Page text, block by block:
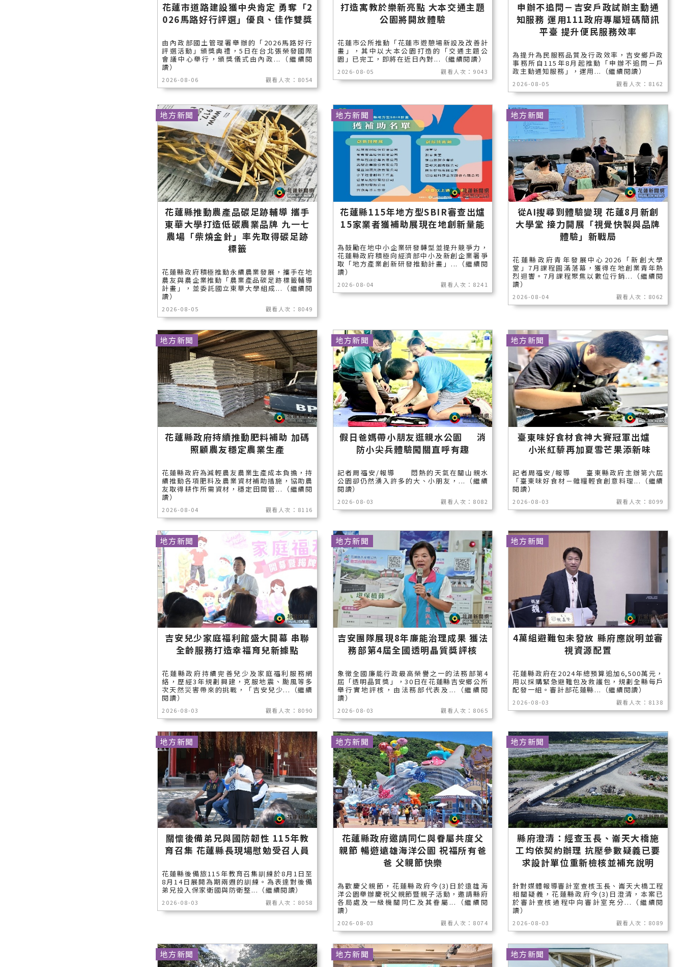
花蓮市道路建設獲中央肯定 勇奪「2
026馬路好行評選」優良、佳作雙獎
由內政部國土管理署舉辦的「2026馬路好行
評選活動」頒獎典禮，5日在台北張榮發國際
會議中心舉行，頒獎儀式由內政...（繼續閱
讀）
2026-08-06 觀看人次：8054
打造寓教於樂新亮點 大本交通主題
公園將開放體驗
花蓮市公所推動「花蓮市遊憩場新設及改善計
畫」，其中以大本公園打造的「交通主題公
園」已完工，即將在近日內對...（繼續閱讀）
2026-08-05 觀看人次：9043
申辦不追問－吉安戶政試辦主動通
知服務 運用111政府專屬短碼簡訊
平臺 提升便民服務效率
為提升為民服務品質及行政效率，吉安鄉戶政
事務所自115年8月起推動「申辦不追問－戶
政主動通知服務」，運用...（繼續閱讀）
2026-08-05 觀看人次：8162
花蓮縣推動農產品碳足跡輔導 攜手
東華大學打造低碳農業品牌 九一七
農場「柴燒金針」率先取得碳足跡
標籤
花蓮縣政府積極推動永續農業發展，攜手在地
農友與農企業推動「農業產品碳足跡標籤輔導
計畫」，並委託國立東華大學組成...（繼續閱
讀）
2026-08-05 觀看人次：8049
地方新聞
花蓮縣115年地方型SBIR審查出爐
15家業者獲補助展現在地創新量能
為鼓勵在地中小企業研發轉型並提升競爭力，
花蓮縣政府積極向經濟部中小及新創企業署爭
取「地方產業創新研發推動計畫」...（繼續閱
讀）
2026-08-04 觀看人次：8241
地方新聞
從AI搜尋到體驗變現 花蓮8月新創
大學堂 接力開展「視覺快製與品牌
體驗」新戰局
花蓮縣政府青年發展中心2026「新創大學
堂」7月課程圓滿落幕，獲得在地創業青年熱
烈迴響。7月課程聚焦以數位行銷...（繼續閱
讀）
2026-08-04 觀看人次：8062
地方新聞
花蓮縣政府持續推動肥料補助 加碼
照顧農友穩定農業生產
花蓮縣政府為減輕農友農業生產成本負擔，持
續推動各項肥料及農業資材補助措施，協助農
友取得耕作所需資材，穩定田間管...（繼續閱
讀）
2026-08-04 觀看人次：8116
地方新聞
假日爸媽帶小朋友逛親水公園 消
防小尖兵體驗闖關直呼有趣
記者周福安/報導 悶熱的天氣在關山親水
公園卻仍然湧入許多的大、小朋友，...（繼續
閱讀）
2026-08-03 觀看人次：8082
地方新聞
臺東味好食材食神大賽冠軍出爐
小米紅藜再加夏雪芒果添新味
記者周福安/報導 臺東縣政府主辦第六屆
「臺東味好食材－雜糧輕食創意料理...（繼續
閱讀）
2026-08-03 觀看人次：8099
地方新聞
吉安兒少家庭福利館盛大開幕 串聯
全齡服務打造幸福育兒新據點
花蓮縣政府持續完善兒少及家庭福利服務網
絡，歷經3年規劃興建，克服地震、颱風等多
次天然災害帶來的挑戰，「吉安兒少...（繼續
閱讀）
2026-08-03 觀看人次：8090
地方新聞
吉安團隊展現8年廉能治理成果 獲法
務部第4屆全國透明晶質獎評核
象徵全國廉能行政最高榮譽之一的法務部第4
屆「透明晶質獎」，30日在花蓮縣吉安鄉公所
舉行實地評核，由法務部代表及...（繼續閱
讀）
2026-08-03 觀看人次：8065
地方新聞
4萬組避難包未發放 縣府應說明並審
視資源配置
花蓮縣政府在2024年總預算追加6,500萬元，
用以採購緊急避難包及救護包，規劃全縣每戶
配發一組。審計部花蓮縣...（繼續閱讀）
2026-08-03 觀看人次：8138
地方新聞
關懷後備弟兄與國防韌性 115年教
育召集 花蓮縣長現場慰勉受召人員
花蓮縣後備旅115年教育召集訓練於8月1日至
8月14日展開為期兩週的訓練。為表達對後備
弟兄投入保家衛國與防衛整...（繼續閱讀）
2026-08-03 觀看人次：8058
地方新聞
花蓮縣政府邀請同仁與眷屬共度父
親節 暢遊遠雄海洋公園 祝福所有爸
爸 父親節快樂
為歡慶父親節，花蓮縣政府今(3)日於遠雄海
洋公園舉辦慶祝父親節暨親子活動，邀請縣府
各局處及一級機關同仁及其眷屬...（繼續閱
讀）
2026-08-03 觀看人次：8074
地方新聞
縣府澄清：經查玉長、崙天大橋施
工均依契約辦理 抗壓參數疑義已要
求設計單位重新檢核並補充說明
針對媒體報導審計室查核玉長、崙天大橋工程
相關疑義，花蓮縣政府今(3)日澄清，本案已
於審計查核過程中向審計室充分...（繼續閱
讀）
2026-08-03 觀看人次：8089
地方新聞
地方新聞 地方新聞 地方新聞